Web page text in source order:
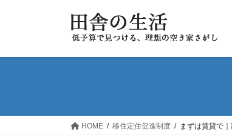
HOME 移住定住促進制度 まずは賃貸で